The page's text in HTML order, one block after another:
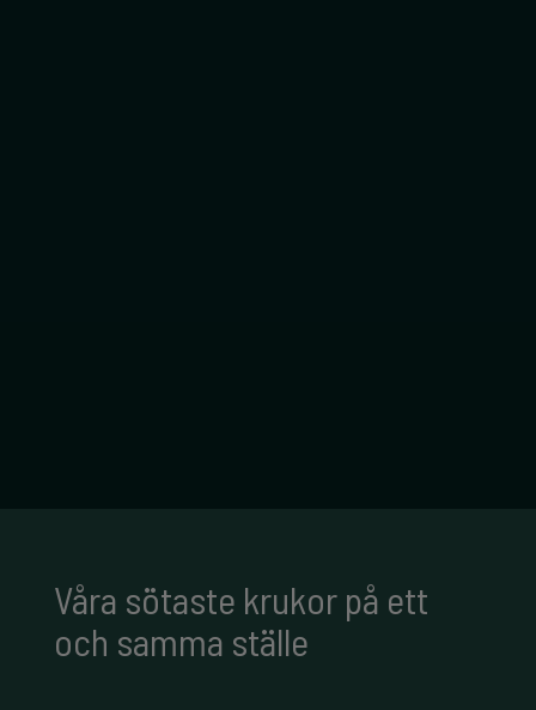
Våra sötaste krukor på ett
och samma ställe